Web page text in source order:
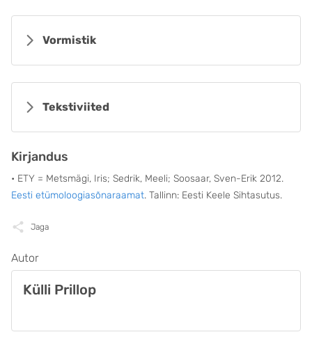
Vormistik
Tekstiviited
Kirjandus
• ETY = Metsmägi, Iris; Sedrik, Meeli; Soosaar, Sven-Erik 2012.
Eesti etümoloogiasõnaraamat. Tallinn: Eesti Keele Sihtasutus.
Jaga
Autor
Külli Prillop